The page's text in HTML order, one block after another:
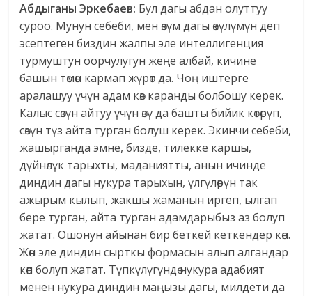
Абдыганы Эркебаев: Бул дагы абдан олуттуу
суроо. Мунун себеби, мен өзүм дагы өкүлүмүн деп
эсептеген биздин жалпы эле интеллигенция
турмуштун оорчулугун жеңе албай, кичине
башын төмөн кармап жүрөт да. Чоң иштерге
аралашуу үчүн адам көз каранды болбошу керек.
Калыс сөзүн айтуу үчүн өзү да башты бийик көтөрүп,
сөзүн түз айта турган болуш керек. Экинчи себеби,
жашырганда эмне, бизде, тилекке каршы,
дүйнөлүк тарыхты, маданиятты, анын ичинде
диндин дагы нукура тарыхын, үлгүлөрүн так
ажырым кылып, жакшы жаманын иргеп, ылгап
бере турган, айта турган адамдарыбыз аз болуп
жатат. Ошонун айынан бир беткей кеткендер көп.
Жөн эле диндин сырткы формасын алып алгандар
көп болуп жатат. Түпкүлүгүндө нукура адабият
менен нукура диндин маңызы дагы, милдети да